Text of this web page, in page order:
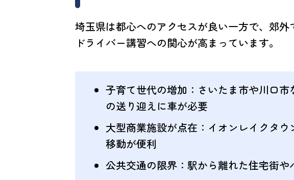
埼玉県は都心へのアクセスが良い一方で、郊
ドライバー講習への関心が高まっています。
子育て世代の増加 ：さいたま市や川口
の送り迎えに車が必要
大型商業施設が点在 ：イオンレイクタ
移動が便利
公共交通の限界 ：駅から離れた住宅街